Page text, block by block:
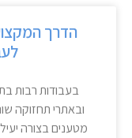
הדרך
בעבודות רבות
ובאתרי תחזוקה
מטענים בצורה